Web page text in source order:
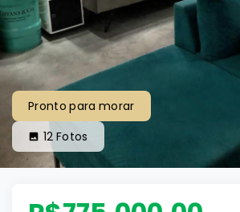
Pronto para morar
12 Fotos